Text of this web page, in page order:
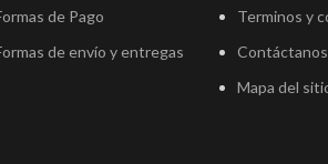
de Pago
de envío y entregas
Terminos y
Contáctanos
Mapa del